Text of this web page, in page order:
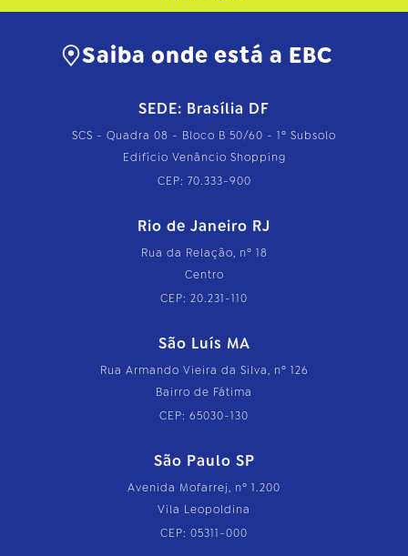
Saiba onde está a EBC
SEDE: Brasília DF
SCS - Quadra 08 - Bloco B 50/60 - 1º Subsolo
Edifício Venâncio Shopping
CEP: 70.333-900
Rio de Janeiro RJ
Rua da Relação, nº 18
Centro
CEP: 20.231-110
São Luís MA
Rua Armando Vieira da Silva, nº 126
Bairro de Fátima
CEP: 65030-130
São Paulo SP
Avenida Mofarrej, nº 1.200
Vila Leopoldina
CEP: 05311-000